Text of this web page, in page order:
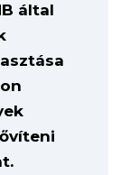
által